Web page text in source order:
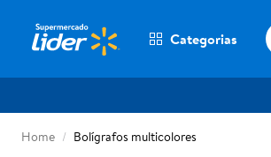
Categorias
Home Bolígrafos multicolores